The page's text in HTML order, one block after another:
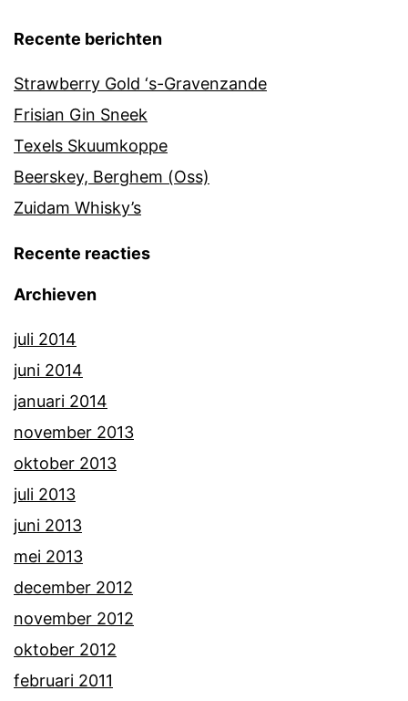
Recente berichten
Strawberry Gold ‘s-Gravenzande
Frisian Gin Sneek
Texels Skuumkoppe
Beerskey, Berghem (Oss)
Zuidam Whisky’s
Recente reacties
Archieven
juli 2014
juni 2014
januari 2014
november 2013
oktober 2013
juli 2013
juni 2013
mei 2013
december 2012
november 2012
oktober 2012
februari 2011